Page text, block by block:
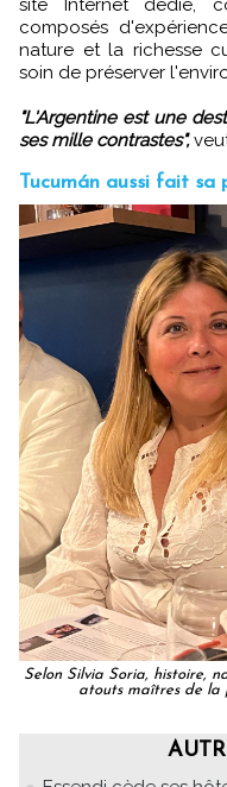
composés
nature et la richesse
soin de préserver
"L'Argentine est une
ses mille contrastes",
Tucumán aussi fait sa
Selon Silvia Soria, histoire,
atouts maîtres de la